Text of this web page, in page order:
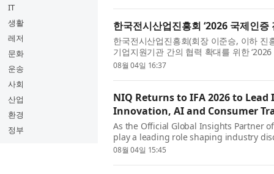
IT
생활
레저
문화
운송
사회
산업
환경
정부
한국전시산업진흥회 ‘2026 국제인증
한국전시산업진흥회(회장 이준승, 이하 진
기업지원기관 간의 협력 확대를 위한
이번 행사는 전국 각지의 전시회 주최사
08월 04일 16:37
NIQ Returns to IFA 2026 to
Innovation, AI and Consumer
As the Official Global Insights Partner
play a leading role shaping industry
intelligence, and human insight to
08월 04일 15:45